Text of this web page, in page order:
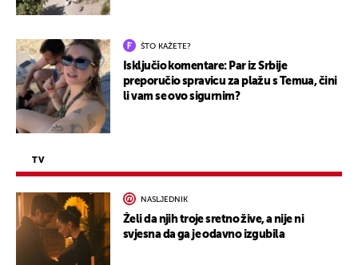
ŠTO KAŽETE?
Isključio komentare: Par iz Srbije
preporučio spravicu za plažu s Temua, čini
li vam se ovo sigurnim?
TV
NASLJEDNIK
Želi da njih troje sretno žive, a nije ni
svjesna da ga je odavno izgubila